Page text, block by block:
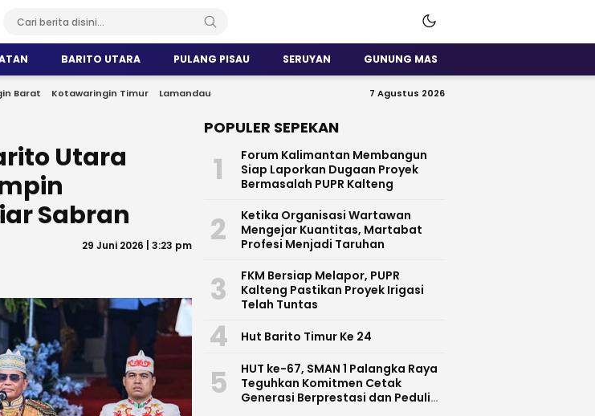
BARITO UTARA PULANG PISAU SERUYAN GUNUNG MAS
Barat Kotawaringin Timur Lamandau 7 Agustus 2026
Utara
Sabran
29 Juni 2026 | 3:23 pm
POPULER SEPEKAN
1
Forum Kalimantan Membangun
Siap Laporkan Dugaan Proyek
Bermasalah PUPR Kalteng
2
Ketika Organisasi Wartawan
Mengejar Kuantitas, Martabat
Profesi Menjadi Taruhan
3
FKM Bersiap Melapor, PUPR
Kalteng Pastikan Proyek Irigasi
Telah Tuntas
4 Hut Barito Timur Ke 24
5
HUT ke-67, SMAN 1 Palangka Raya
Teguhkan Komitmen Cetak
Generasi Berprestasi dan Peduli